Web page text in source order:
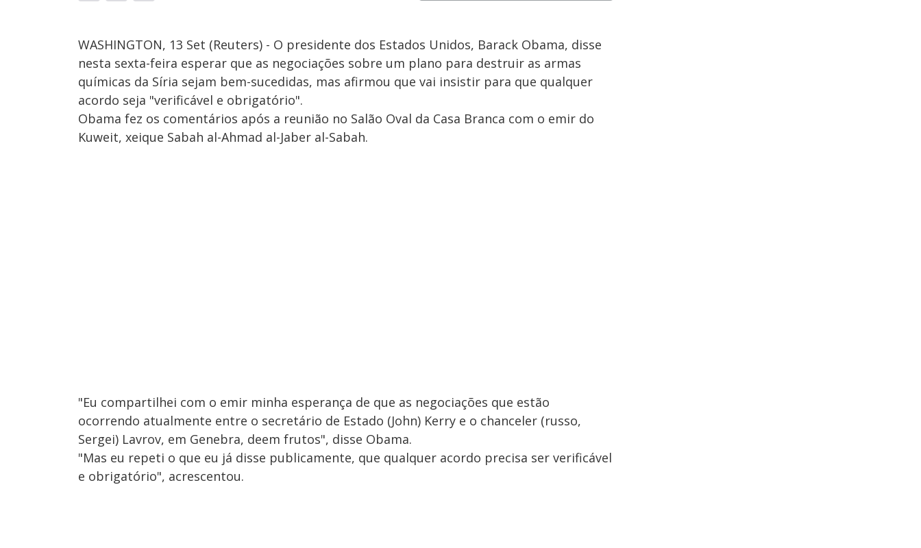
WASHINGTON, 13 Set (Reuters) - O presidente dos Estados Unidos, Barack Obama, disse
nesta sexta-feira esperar que as negociações sobre um plano para destruir as armas
químicas da Síria sejam bem-sucedidas, mas afirmou que vai insistir para que qualquer
acordo seja "verificável e obrigatório".
Obama fez os comentários após a reunião no Salão Oval da Casa Branca com o emir do
Kuweit, xeique Sabah al-Ahmad al-Jaber al-Sabah.
"Eu compartilhei com o emir minha esperança de que as negociações que estão
ocorrendo atualmente entre o secretário de Estado (John) Kerry e o chanceler (russo,
Sergei) Lavrov, em Genebra, deem frutos", disse Obama.
"Mas eu repeti o que eu já disse publicamente, que qualquer acordo precisa ser verificável
e obrigatório", acrescentou.